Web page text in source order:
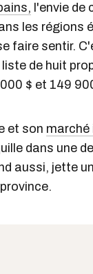
l'envie de
les régions
faire sentir.
de huit
$ et 149
et son marché
dans une
aussi, jette